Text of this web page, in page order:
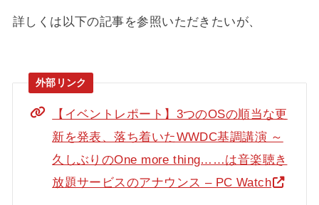
詳しくは以下の記事を参照いただきたいが、
【イベントレポート】3つのOSの順当な更
新を発表、落ち着いたWWDC基調講演 ～
久しぶりのOne more thing……は音楽聴き
放題サービスのアナウンス – PC Watch